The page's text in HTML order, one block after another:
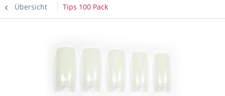
Übersicht Tips 100 Pack